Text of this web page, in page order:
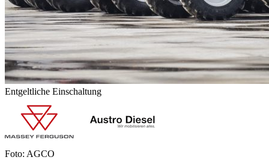
Entgeltliche Einschaltung
Foto: AGCO